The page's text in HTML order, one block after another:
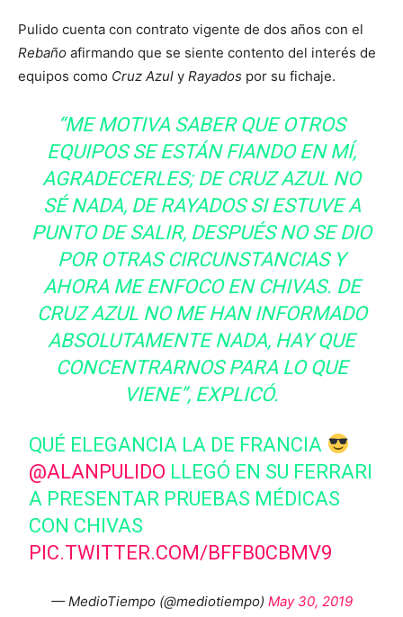
Pulido cuenta con contrato vigente de dos años con el
Rebaño afirmando que se siente contento del interés de
equipos como Cruz Azul y Rayados por su fichaje.
“ME MOTIVA SABER QUE OTROS
EQUIPOS SE ESTÁN FIANDO EN MÍ,
AGRADECERLES; DE CRUZ AZUL NO
SÉ NADA, DE RAYADOS SI ESTUVE A
PUNTO DE SALIR, DESPUÉS NO SE DIO
POR OTRAS CIRCUNSTANCIAS Y
AHORA ME ENFOCO EN CHIVAS. DE
CRUZ AZUL NO ME HAN INFORMADO
ABSOLUTAMENTE NADA, HAY QUE
CONCENTRARNOS PARA LO QUE
VIENE”, EXPLICÓ.
QUÉ ELEGANCIA LA DE FRANCIA
@ALANPULIDO LLEGÓ EN SU FERRARI
A PRESENTAR PRUEBAS MÉDICAS
CON CHIVAS
PIC.TWITTER.COM/BFFB0CBMV9
— MedioTiempo (@mediotiempo) May 30, 2019